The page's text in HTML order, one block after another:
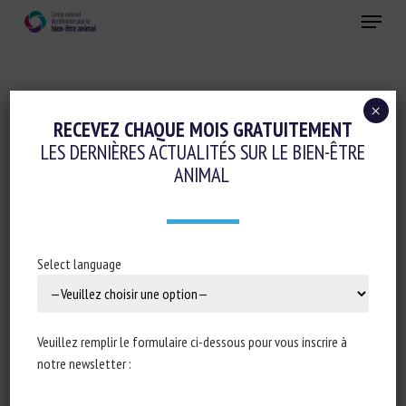
Menu
Conduite d'élevage et relations humain-animal
Réglementation
ÉCRITE À LA QUESTION E-002054/2025 :
FAIRNESS IN THE APPLICATION OF THE
NEW EUROPEAN ANIMAL WELFARE RULES
IN THE SPECIFIC CONTEXT OF EASTERN
RECEVEZ CHAQUE MOIS GRATUITEMENT
LES DERNIÈRES ACTUALITÉS SUR LE BIEN-ÊTRE
ANIMAL
Select language
Veuillez remplir le formulaire ci-dessous pour vous inscrire à
notre newsletter :
×